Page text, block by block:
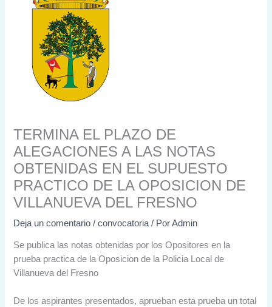
TERMINA EL PLAZO DE
ALEGACIONES A LAS NOTAS
OBTENIDAS EN EL SUPUESTO
PRACTICO DE LA OPOSICION DE
VILLANUEVA DEL FRESNO
Deja un comentario /convocatoria / PorAdmin
Se publica las notas obtenidas por los Opositores en la
prueba practica de la Oposicion de la Policia Local de
Villanueva del Fresno
De los aspirantes presentados, aprueban esta prueba un total